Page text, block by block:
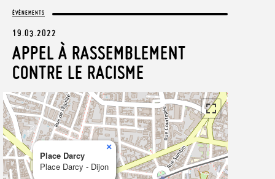
ÉVÈNEMENTS
19.03.2022
APPEL À RASSEMBLEMENT
CONTRE LE RACISME
Place Darcy
Place Darcy - Dijon
×